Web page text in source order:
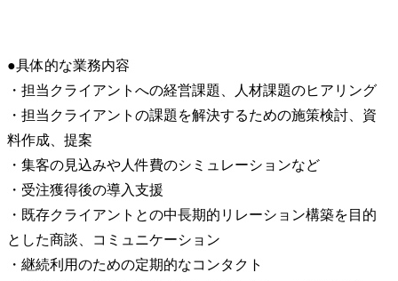
●具体的な業務内容
・担当クライアントへの経営課題、人材課題のヒアリング
・担当クライアントの課題を解決するための施策検討、資
料作成、提案
・集客の見込みや人件費のシミュレーションなど
・受注獲得後の導入支援
・既存クライアントとの中長期的リレーション構築を目的
とした商談、コミュニケーション
・継続利用のための定期的なコンタクト